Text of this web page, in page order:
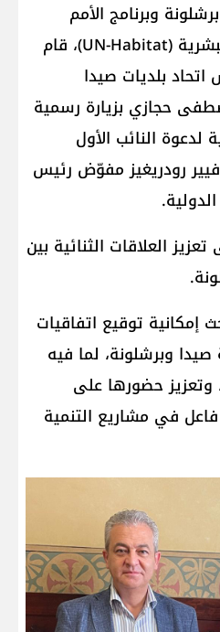
وبرنامج الأمم
المتحدة للمستوطنات البشرية (UN-Habitat)، قام
بلديات صيدا
حجازي بزيارة رسمية
لدعوة النائب الأول
رودريغيز مفوّض رئيس
العلاقات الثنائية بين
إمكانية توقيع اتفاقيات
وبرشلونة، لما فيه
وتعزيز حضورها على
في مشاريع التنمية